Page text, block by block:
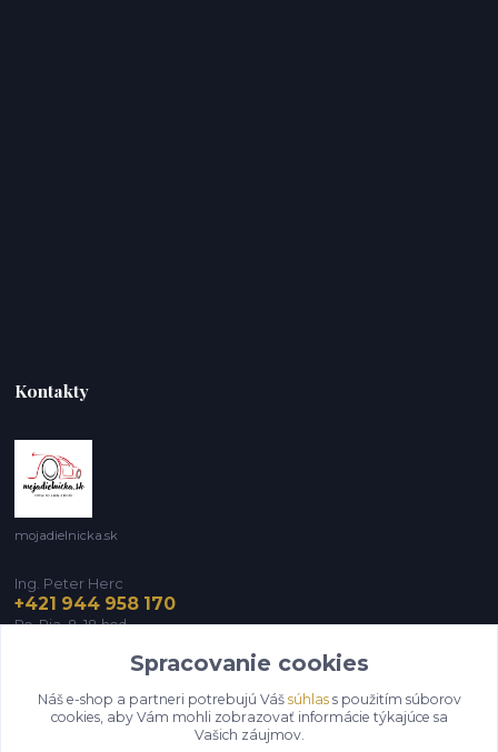
Kontakty
mojadielnicka.sk
Ing. Peter Herc
+421 944 958 170
Po-Pia, 8-18 hod.
infomojadielnicka@gmail.com
Spracovanie cookies
Náš e-shop a partneri potrebujú Váš súhlass použitím súborov
cookies, aby Vám mohli zobrazovať informácie týkajúce sa
Vašich záujmov.